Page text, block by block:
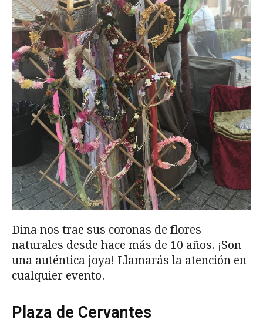
Dina nos trae sus coronas de flores
naturales desde hace más de 10 años. ¡Son
una auténtica joya! Llamarás la atención en
cualquier evento.
Plaza de Cervantes